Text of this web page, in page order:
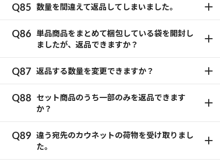
数量を間違えて返品してしまいました。
単品商品をまとめて梱包している袋を開封し
ましたが、返品できますか？
返品する数量を変更できますか？
セット商品のうち一部のみを返品できます
か？
違う宛先のカウネットの荷物を受け取りまし
た。